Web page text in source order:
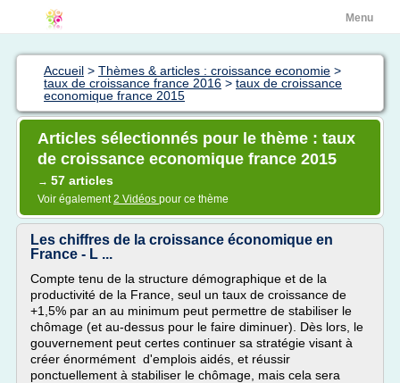
Menu
Accueil > Thèmes & articles : croissance economie >
taux de croissance france 2016 > taux de croissance
economique france 2015
Articles sélectionnés pour le thème : taux
de croissance economique france 2015
→ 57 articles
Voir également2 Vidéos pour ce thème
Les chiffres de la croissance économique en
France - L ...
Compte tenu de la structure démographique et de la
productivité de la France, seul un taux de croissance de
+1,5% par an au minimum peut permettre de stabiliser le
chômage (et au-dessus pour le faire diminuer). Dès lors, le
gouvernement peut certes continuer sa stratégie visant à
créer énormément d'emplois aidés, et réussir
ponctuellement à stabiliser le chômage, mais cela sera